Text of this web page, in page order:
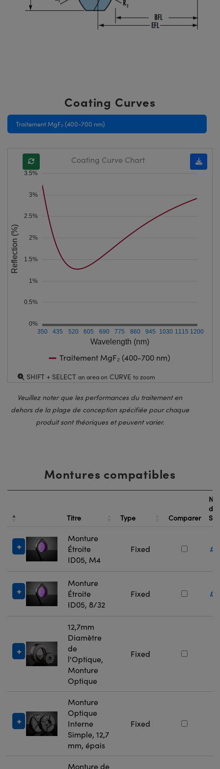
Coating Curves
Traitement MgF₂ (400-700 nm)
Wavelength (nm)
350 435 520 605 690 775 860 945 1030 1115 1200
0%
0.5%
1%
1.5%
2%
2.5%
3%
3.5%
Reflection (%)
Coating Curve Chart
Traitement MgF₂ (400-700 nm)
SHIFT + SELECT an area on CURVE to zoom
Veuillez noter que les performances du traitement en
dehors de la plage de conception spécifiée pour chaque
produit sont théoriques et peuvent varier.
Montures compatibles
Titre Type Comparer
de
Monture
Étroite
ID05, M4
Fixed
Monture
Étroite
ID05, 8/32
Fixed
12,7mm
Diamètre
de
l'Optique,
Monture
Optique
Fixed
Monture
Optique
Interne
Simple, 12,7
mm, épais
Fixed
Monture de